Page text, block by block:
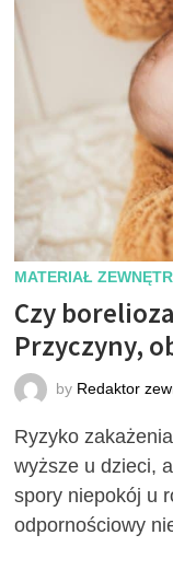
MATERIAŁ
Czy
Przyczyny,
by Redaktor
Ryzyko
wyższe u dzieci,
spory niepokój u
odpornościowy